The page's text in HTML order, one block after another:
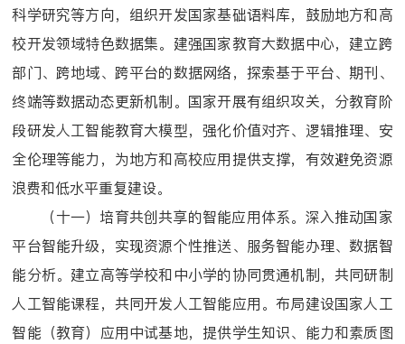
科学研究等方向，组织开发国家基础语料库，鼓励地方和高
校开发领域特色数据集。建强国家教育大数据中心，建立跨
部门、跨地域、跨平台的数据网络，探索基于平台、期刊、
终端等数据动态更新机制。国家开展有组织攻关，分教育阶
段研发人工智能教育大模型，强化价值对齐、逻辑推理、安
全伦理等能力，为地方和高校应用提供支撑，有效避免资源
浪费和低水平重复建设。
（十一）培育共创共享的智能应用体系。深入推动国家
平台智能升级，实现资源个性推送、服务智能办理、数据智
能分析。建立高等学校和中小学的协同贯通机制，共同研制
人工智能课程，共同开发人工智能应用。布局建设国家人工
智能（教育）应用中试基地，提供学生知识、能力和素质图